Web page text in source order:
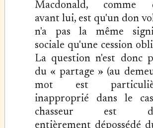
Macdonald, comme
avant lui, est qu'un don
n'a pas la même
sociale qu'une cession
La question n'est donc
du « partage » (au
mot est
inapproprié dans le
chasseur est
entièrement dépossédé